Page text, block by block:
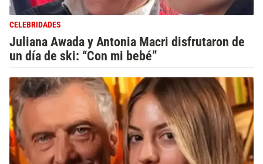
CELEBRIDADES
Juliana Awada y Antonia Macri disfrutaron de
un día de ski: “Con mi bebé”